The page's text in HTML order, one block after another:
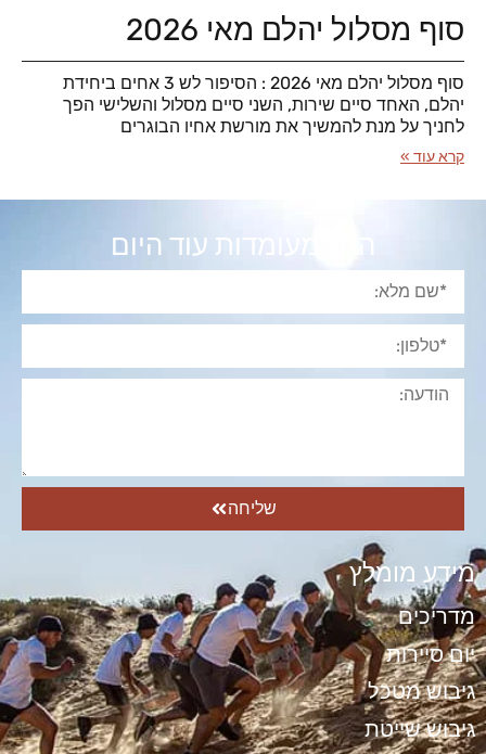
סוף מסלול יהלם מאי 2026
סוף מסלול יהלם מאי 2026 : הסיפור לש 3 אחים ביחידת
יהלם, האחד סיים שירות, השני סיים מסלול והשלישי הפך
לחניך על מנת להמשיך את מורשת אחיו הבוגרים
קרא עוד »
הגש מעומדות עוד היום
שליחה
מידע מומלץ
מדריכים
יום סיירות
גיבוש מטכל
גיבוש שייטת